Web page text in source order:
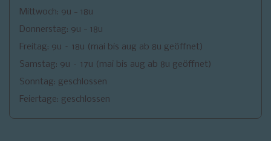
Mittwoch: 9u - 18u
Donnerstag: 9u - 18u
Freitag: 9u – 18u (mai bis aug ab 8u geöffnet)
Samstag: 9u – 17u (mai bis aug ab 8u geöffnet)
Sonntag: geschlossen
Feiertage: geschlossen